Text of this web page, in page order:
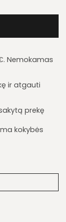
Nemokamas
ir atgauti
prekę
kokybės